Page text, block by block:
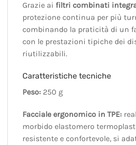
Grazie ai filtri combinati
protezione continua per più
combinando la praticità di un
con le prestazioni tipiche dei
riutilizzabili.
Caratteristiche tecniche
Peso: 250 g
Facciale ergonomico in TPE:
morbido elastomero
resistente e confortevole, si